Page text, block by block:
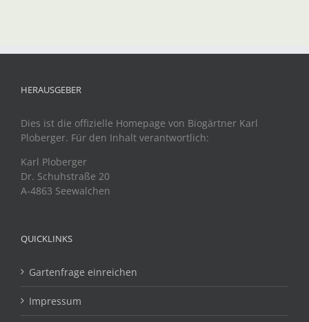
HERAUSGEBER
Dies ist die offizielle Homepage von Biogärtner Karl
Ploberger. Für den Inhalt verantwortlich:
Karl Ploberger
Dr. Schuhstraße 20
A-4863 Seewalchen
QUICKLINKS
Gartenfrage einreichen
Impressum